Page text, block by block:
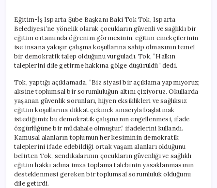
Okul
Çağrısı:
“Bu
Suç
Değil,
Görevdir!”
için
Eğitim-İş Isparta Şube Başkanı Baki Tok Tok, Isparta
Belediyesi’ne yönelik olarak çocukların güvenli ve sağlıklı bir
eğitim ortamında öğrenim görmesinin, eğitim emekçilerinin
ise insana yakışır çalışma koşullarına sahip olmasının temel
bir demokratik talep olduğunu vurguladı. Tok, “Halkın
taleplerini dile getirme hakkına gölge düşürüldü” dedi.
Tok, yaptığı açıklamada, “Biz siyasi bir açıklama yapmıyoruz;
aksine toplumsal bir sorumluluğun altını çiziyoruz. Okullarda
yaşanan güvenlik sorunları, hijyen eksiklikleri ve sağlıksız
eğitim koşullarına dikkat çekmek amacıyla başlatmak
istediğimiz bu demokratik çalışmanın engellenmesi, ifade
özgürlüğüne bir müdahale olmuştur.” ifadelerini kullandı.
Kamusal alanların toplumun her kesiminin demokratik
taleplerini ifade edebildiği ortak yaşam alanları olduğunu
belirten Tok, sendikalarının çocukların güvenliği ve sağlıklı
eğitim hakkı adına imza toplama talebinin yasaklanmasının
desteklenmesi gereken bir toplumsal sorumluluk olduğunu
dile getirdi.